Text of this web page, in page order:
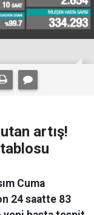
artış!
Cuma
24 saatte 83